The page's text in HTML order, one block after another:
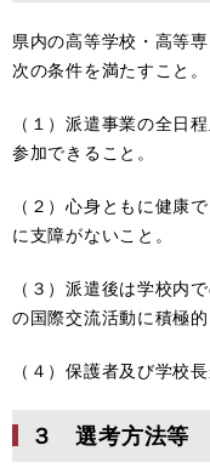
県内の高等学校・高等
次の条件を満たすこと。
（１）派遣事業の全日
参加できること。
（２）心身ともに健康
に支障がないこと。
（３）派遣後は学校内
の国際交流活動に積極
（４）保護者及び学校
３ 選考方法等